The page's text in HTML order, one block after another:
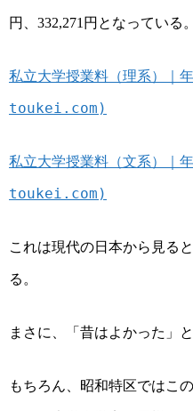
円、 332,271 円となっている。
私立大学授業料（理系）
toukei.com)
私立大学授業料（文系）
toukei.com)
これは現代の日本から見る
る。
まさに、「昔はよかった」と
もちろん、昭和特区ではこ